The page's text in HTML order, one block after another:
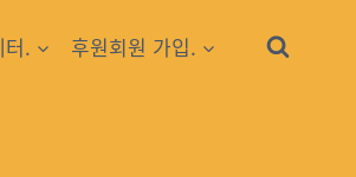
터. 후원회원 가입.